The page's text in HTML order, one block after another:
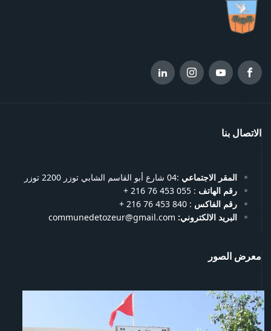
الاتصال بنا
المقر الاجتماعي :04 شارع أبو القاسم الشابي توزر 2200 توزر
رقم الهاتف : 055 453 76 216 +
رقم الفاكس : 840 453 76 216 +
البريد الالكتروني: communedetozeur@gmail.com
معرض الصور